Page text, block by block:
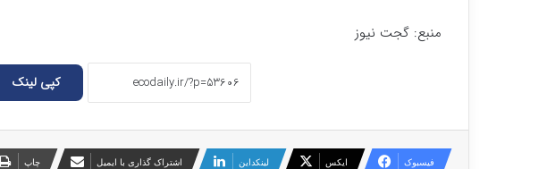
منبع: گجت نیوز
کپی لینک
فیسبوک ایکس لینکداین اشتراک گذاری با ایمیل چاپ